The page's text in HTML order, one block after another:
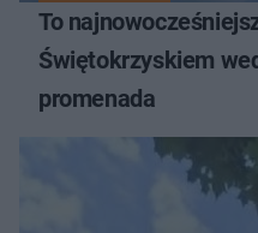
To
Świętokrzyskiem
promenada